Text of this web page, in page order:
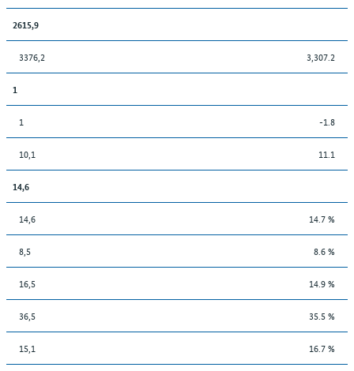
2615,9
3376,2 3,307.2
1
1 -1.8
10,1 11.1
14,6
14,6 14.7 %
8,5 8.6 %
16,5 14.9 %
36,5 35.5 %
15,1 16.7 %